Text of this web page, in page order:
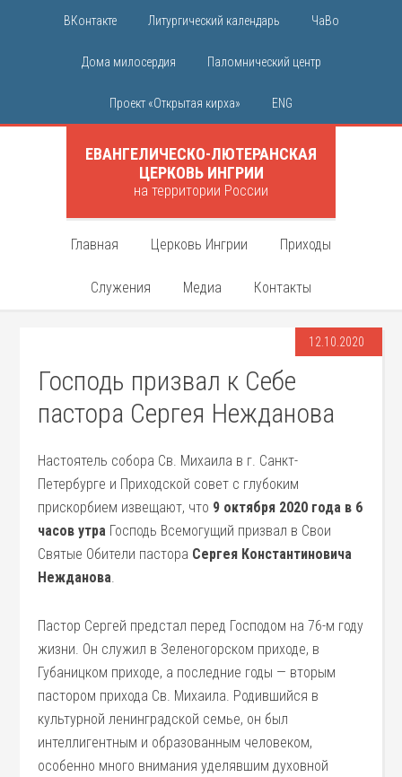
ВКонтакте Литургический календарь ЧаВо
Дома милосердия Паломнический центр
Проект «Открытая кирха» ENG
ЕВАНГЕЛИЧЕСКО-ЛЮТЕРАНСКАЯ
ЦЕРКОВЬ ИНГРИИ
на территории России
Главная Церковь Ингрии Приходы
Служения Медиа Контакты
12.10.2020
Господь призвал к Себе
пастора Сергея Нежданова
Настоятель собора Св. Михаила в г. Санкт-
Петербурге и Приходской совет с глубоким
прискорбием извещают, что 9 октября 2020 года в 6
часов утра Господь Всемогущий призвал в Свои
Святые Обители пастора Сергея Константиновича
Нежданова.
Пастор Сергей предстал перед Господом на 76-м году
жизни. Он служил в Зеленогорском приходе, в
Губаницком приходе, а последние годы — вторым
пастором прихода Св. Михаила. Родившийся в
культурной ленинградской семье, он был
интеллигентным и образованным человеком,
особенно много внимания уделявшим духовной